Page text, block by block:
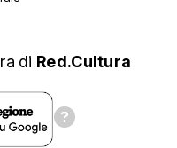
di Red.Cultura